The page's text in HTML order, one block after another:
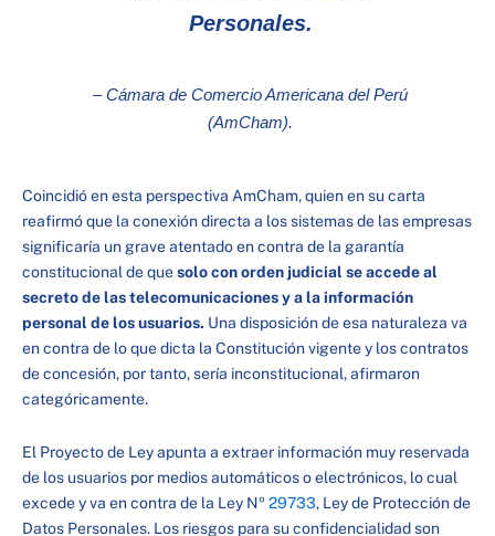
Personales.
– Cámara de Comercio Americana del Perú
(AmCham).
Coincidió en esta perspectiva AmCham, quien en su carta
reafirmó que la conexión directa a los sistemas de las empresas
significaría un grave atentado en contra de la garantía
constitucional de quesolo con orden judicial se accede al
secreto de las telecomunicaciones y a la información
personal de los usuarios. Una disposición de esa naturaleza va
en contra de lo que dicta la Constitución vigente y los contratos
de concesión, por tanto, sería inconstitucional, afirmaron
categóricamente.
El Proyecto de Ley apunta a extraer información muy reservada
de los usuarios por medios automáticos o electrónicos, lo cual
excede y va en contra de la Ley Nº 29733, Ley de Protección de
Datos Personales. Los riesgos para su confidencialidad son